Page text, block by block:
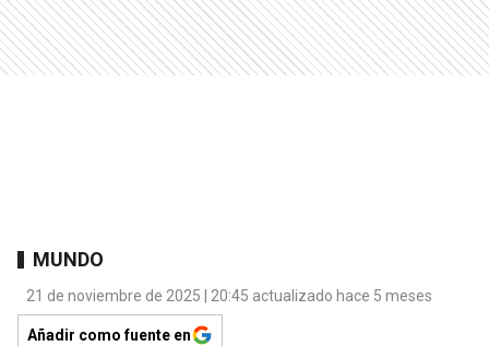
MUNDO
21 de noviembre de 2025 | 20:45 actualizado hace 5 meses
Añadir como fuente en